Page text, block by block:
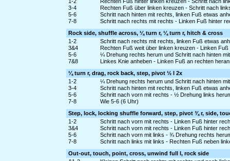
3-4
Rechten Fuß über linken kreuzen - Schritt nach
5-6
Schritt nach hinten mit rechts, linken Fuß etwas
7-8
Schritt nach rechts mit rechts - Linken Fuß hinter
Rock side, shuffle across, ¼ turn r, ¼ turn r, hitch & cross
1-2
Schritt nach rechts mit rechts, linken Fuß etwas
3&4
Rechten Fuß weit über linken kreuzen - Linken
5-6
¼ Drehung rechts herum und Schritt nach hinten
7&8
Linkes Knie anheben - Linken Fuß an rechten
¼ turn r, drag, rock back, step, pivot ½ l 2x
1-2
¼ Drehung rechts herum und Schritt nach hinten
3-4
Schritt nach hinten mit rechts, linken Fuß etwas
5-6
Schritt nach vorn mit rechts - ½ Drehung links
7-8
Wie 5-6 (6 Uhr)
Step, lock, locking shuffle forward, step, pivot ¾ r, side,
1-2
Schritt nach vorn mit rechts - Linken Fuß hinter
3&4
Schritt nach vorn mit rechts - Linken Fuß hinter
5-6
Schritt nach vorn mit links - ¾ Drehung rechts
7-8
Schritt nach links mit links - Rechten Fuß neben
Out-out, touch, point, cross, unwind full l, rock side